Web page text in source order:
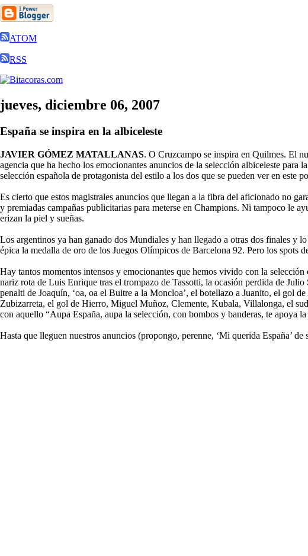
ATOM
RSS
jueves, diciembre 06, 2007
España se inspira en la albiceleste
JAVIER GÓMEZ MATALLANAS. O Cruzcampo se inspira en Quilmes. El
agencia que ha hecho los emocionantes anuncios de la selección albiceleste
selección española de protagonista del estilo a los dos que se pueden ver en este
Es cierto que estos magistrales anuncios que llegan a la fibra del aficionado no
y premiadas campañas publicitarias para meterse en Champions. Ni tampoco le
erizan la piel y sueñas.
Los argentinos ya han ganado dos Mundiales y han llegado a otras dos finales y
épica la medalla de oro de los Juegos Olímpicos de Barcelona 92. Pero los spots
Hay tantos momentos intensos y emocionantes que hemos vivido con la
nariz rota de Luis Enrique tras el trompazo de Tassotti, la ocasión perdida de
penalti de Joaquín, ‘oa, oa el Buitre a la Moncloa’, el botellazo a Juanito, el gol
Zubizarreta, el gol de Hierro, Miguel Muñoz, Clemente, Kubala, Villalonga, el
con aquello “Aupa España, aupa la selección, con bombos y banderas, te apoya
Hasta que lleguen nuestros anuncios (propongo, perenne, ‘Mi querida España’